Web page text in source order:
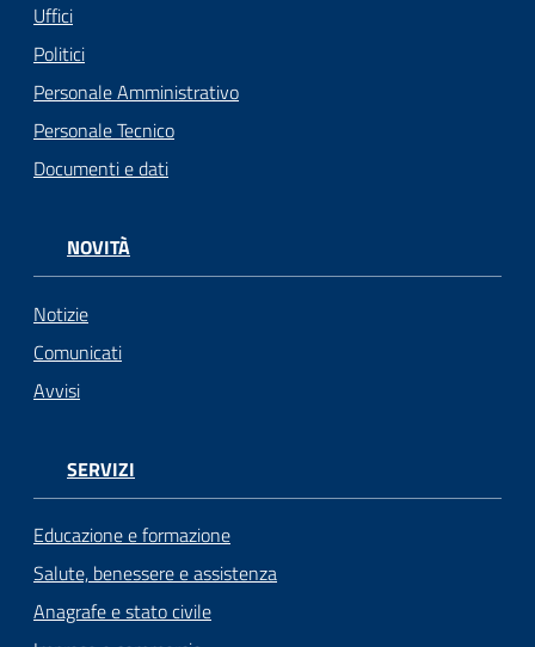
Uffici
Politici
Personale Amministrativo
Personale Tecnico
Documenti e dati
NOVITÀ
Notizie
Comunicati
Avvisi
SERVIZI
Educazione e formazione
Salute, benessere e assistenza
Anagrafe e stato civile